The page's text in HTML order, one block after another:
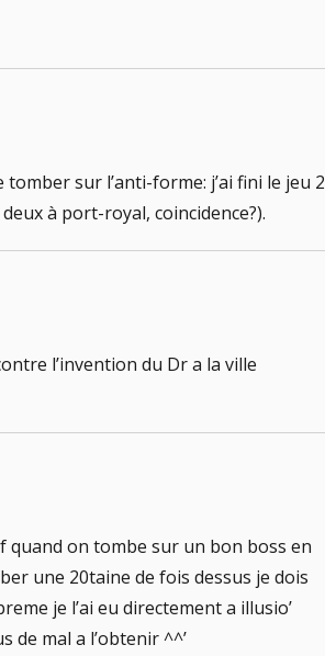
tomber sur l’anti-forme: j’ai fini le jeu 2
à port-royal, coincidence?).
l’invention du Dr a la ville
quand on tombe sur un bon boss en
une 20taine de fois dessus je dois
je l’ai eu directement a illusio’
de mal a l’obtenir ^^’